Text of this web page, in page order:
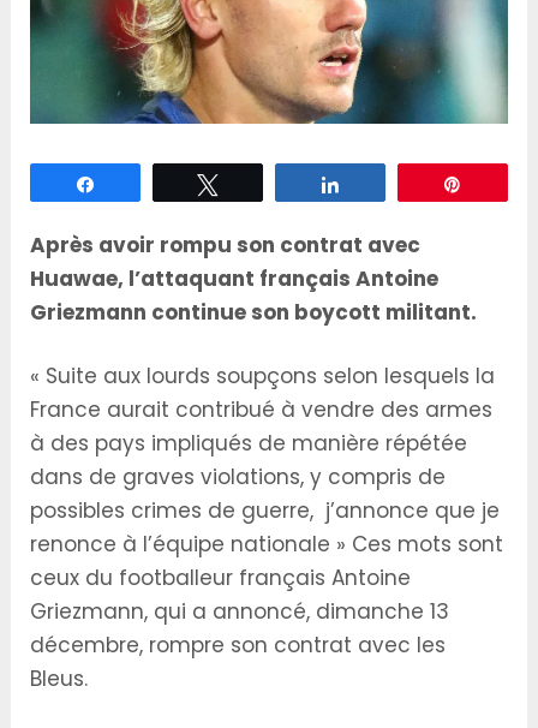
Après avoir rompu son contrat avec
Huawae, l’attaquant français Antoine
Griezmann continue son boycott militant.
« Suite aux lourds soupçons selon lesquels la
France aurait contribué à vendre des armes
à des pays impliqués de manière répétée
dans de graves violations, y compris de
possibles crimes de guerre, j’annonce que je
renonce à l’équipe nationale » Ces mots sont
ceux du footballeur français Antoine
Griezmann, qui a annoncé, dimanche 13
décembre, rompre son contrat avec les
Bleus.